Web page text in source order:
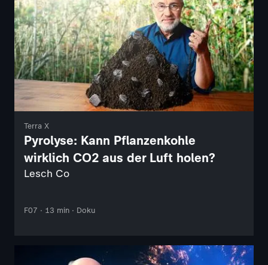
Terra X
Pyrolyse: Kann Pflanzenkohle
wirklich CO2 aus der Luft holen?
Lesch Co
F07 · 13 min · Doku